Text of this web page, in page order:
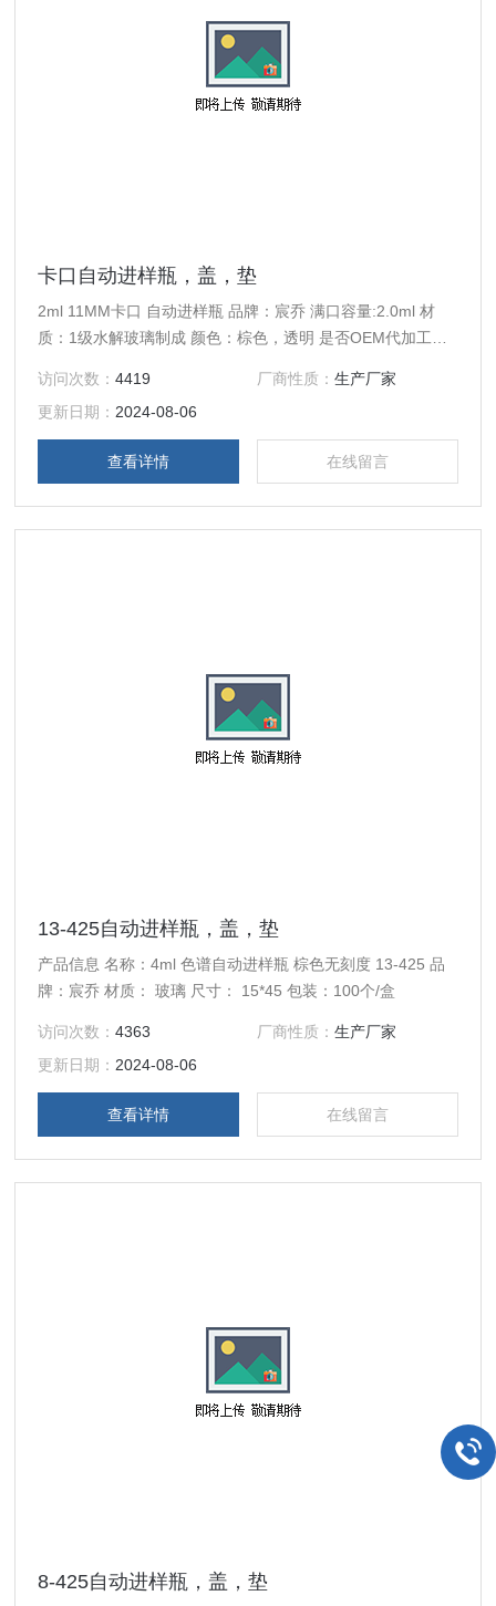
卡口自动进样瓶，盖，垫
2ml 11MM卡口 自动进样瓶 品牌：宸乔 满口容量:2.0ml 材
质：1级水解玻璃制成 颜色：棕色，透明 是否OEM代加工：
访问次数：4419 厂商性质： 生产厂家
更新日期： 2024-08-06
查看详情 在线留言
13-425自动进样瓶，盖，垫
产品信息 名称：4ml 色谱自动进样瓶 棕色无刻度 13-425 品
牌：宸乔 材质： 玻璃 尺寸： 15*45 包装：100个/盒
访问次数：4363 厂商性质： 生产厂家
更新日期： 2024-08-06
查看详情 在线留言
8-425自动进样瓶，盖，垫